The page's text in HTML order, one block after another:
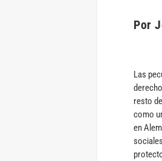
Por
Las
resto
como
en